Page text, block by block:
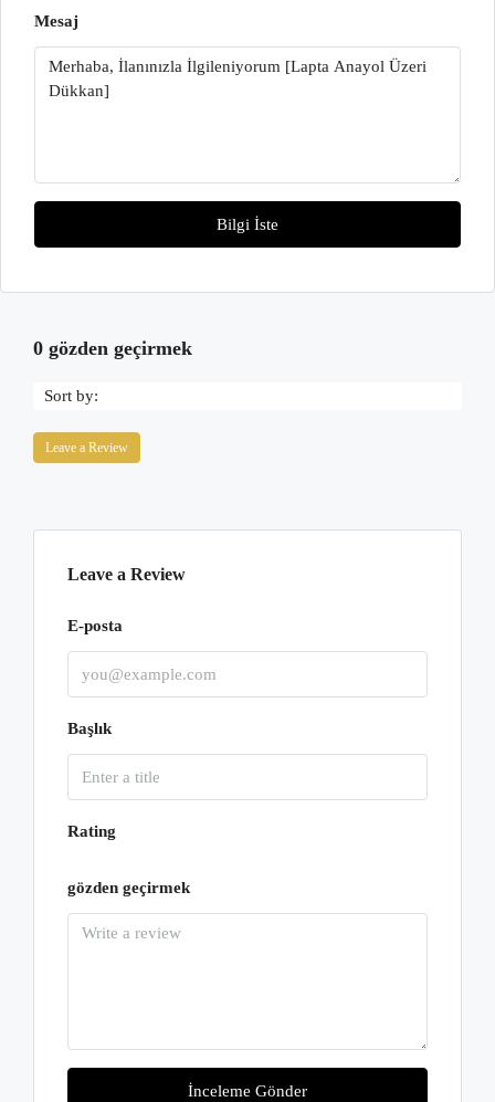
Mesaj
Bilgi İste
0 gözden geçirmek
Sort by:
Leave a Review
Leave a Review
E-posta
Başlık
Rating
gözden geçirmek
İnceleme Gönder